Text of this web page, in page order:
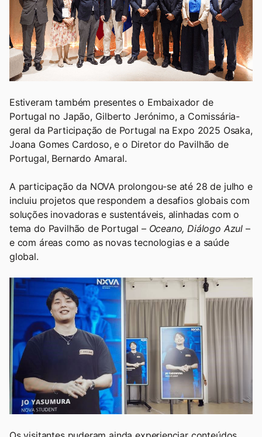
Estiveram também presentes o Embaixador de
Portugal no Japão, Gilberto Jerónimo, a Comissária-
geral da Participação de Portugal na Expo 2025 Osaka,
Joana Gomes Cardoso, e o Diretor do Pavilhão de
Portugal, Bernardo Amaral.
A participação da NOVA prolongou-se até 28 de julho e
incluiu projetos que respondem a desafios globais com
soluções inovadoras e sustentáveis, alinhadas com o
tema do Pavilhão de Portugal – Oceano, Diálogo Azul –
e com áreas como as novas tecnologias e a saúde
global.